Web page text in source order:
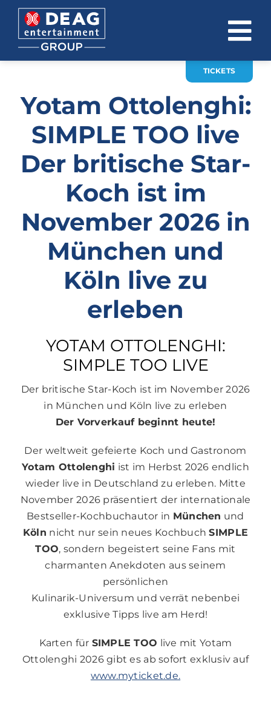
Zum
Inhalt
springen
INVESTOR RELATIONS
EVENTS
KARRIERE
News
EN
TICKETS
Yotam Ottolenghi:
SIMPLE TOO live
Der britische Star-
Koch ist im
November 2026 in
München und
Köln live zu
erleben
YOTAM OTTOLENGHI:
SIMPLE TOO LIVE
Der britische Star-Koch ist im November 2026
in München und Köln live zu erleben
Der Vorverkauf beginnt heute!
Der weltweit gefeierte Koch und Gastronom
Yotam Ottolenghi ist im Herbst 2026 endlich
wieder live in Deutschland zu erleben. Mitte
November 2026 präsentiert der internationale
Bestseller-Kochbuchautor in München und
Köln nicht nur sein neues KochbuchSIMPLE
TOO, sondern begeistert seine Fans mit
charmanten Anekdoten aus seinem
persönlichen
Kulinarik-Universum und verrät nebenbei
exklusive Tipps live am Herd!
Karten für SIMPLE TOO live mit Yotam
Ottolenghi 2026 gibt es ab sofort exklusiv auf
www.myticket.de.